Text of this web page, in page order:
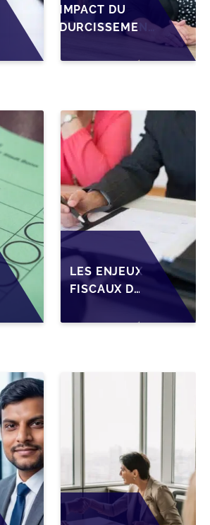
IMPACT DU
DURCISSEMENT
CONDITIONS DE
DES PME EN
WALLONIE
LES ENJEUX
FISCAUX DE
DE PARTS